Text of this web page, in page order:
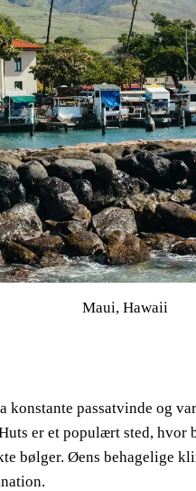
Maui, Hawaii
passatvinde og
er et populært sted, hvor
bølger. Øens behagelige